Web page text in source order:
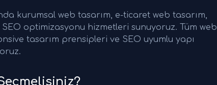
kurumsal web tasarım, e-ticaret web tasarım,
optimizasyonu hizmetleri sunuyoruz. Tüm web
tasarım prensipleri ve SEO uyumlu yapı